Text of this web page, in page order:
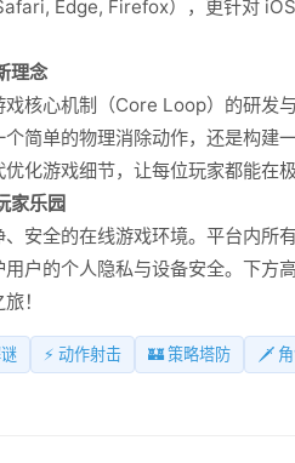
Edge, Firefox），更针对
理念
核心机制（Core Loop）的研发
简单的物理消除动作，还是构建
化游戏细节，让每位玩家都能在
家乐园
安全的在线游戏环境。平台内
户的个人隐私与设备安全。下方
！
⚡ 动作射击 🏰 策略塔防 🗡️ 角